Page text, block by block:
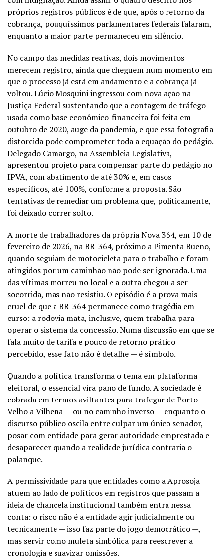
próprios registros públicos é de que, após o retorno da
cobrança, pouquíssimos parlamentares federais falaram,
enquanto a maior parte permaneceu em silêncio.
No campo das medidas reativas, dois movimentos
merecem registro, ainda que cheguem num momento em
que o processo já está em andamento e a cobrança já
voltou. Lúcio Mosquini ingressou com nova ação na
Justiça Federal sustentando que a contagem de tráfego
usada como base econômico-financeira foi feita em
outubro de 2020, auge da pandemia, e que essa fotografia
distorcida pode comprometer toda a equação do pedágio.
Delegado Camargo, na Assembleia Legislativa,
apresentou projeto para compensar parte do pedágio no
IPVA, com abatimento de até 30% e, em casos
específicos, até 100%, conforme a proposta. São
tentativas de remediar um problema que, politicamente,
foi deixado correr solto.
A morte de trabalhadores da própria Nova 364, em 10 de
fevereiro de 2026, na BR-364, próximo a Pimenta Bueno,
quando seguiam de motocicleta para o trabalho e foram
atingidos por um caminhão não pode ser ignorada. Uma
das vítimas morreu no local e a outra chegou a ser
socorrida, mas não resistiu. O episódio é a prova mais
cruel de que a BR-364 permanece como tragédia em
curso: a rodovia mata, inclusive, quem trabalha para
operar o sistema da concessão. Numa discussão em que se
fala muito de tarifa e pouco de retorno prático
percebido, esse fato não é detalhe — é símbolo.
Quando a política transforma o tema em plataforma
eleitoral, o essencial vira pano de fundo. A sociedade é
cobrada em termos aviltantes para trafegar de Porto
Velho a Vilhena — ou no caminho inverso — enquanto o
discurso público oscila entre culpar um único senador,
posar com entidade para gerar autoridade emprestada e
desaparecer quando a realidade jurídica contraria o
palanque.
A permissividade para que entidades como a Aprosoja
atuem ao lado de políticos em registros que passam a
ideia de chancela institucional também entra nessa
conta: o risco não é a entidade agir judicialmente ou
tecnicamente — isso faz parte do jogo democrático —,
mas servir como muleta simbólica para reescrever a
cronologia e suavizar omissões.